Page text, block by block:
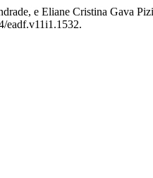
e Eliane Cristina Gava
eadf.v11i1.1532.